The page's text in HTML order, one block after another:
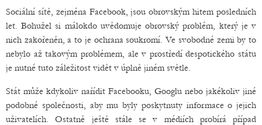
Sociální sítě, zejména Facebook, jsou obrovským hitem posledních
let. Bohužel si málokdo uvědomuje obrovský problém, který je v
nich zakořeněn, a to je ochrana soukromí. Ve svobodné zemi by to
nebylo až takovým problémem, ale v prostředí despotického státu
je nutné tuto záležitost vidět v úplně jiném světle.
Stát může kdykoliv nařídit Facebooku, Googlu nebo jakékoliv jiné
podobné společnosti, aby mu byly poskytnuty informace o jejich
uživatelích. Ostatně ještě stále se v médiích probírá případ